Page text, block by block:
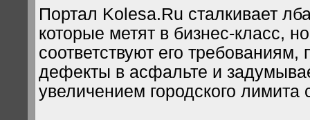
Портал Kolesa.Ru сталкивает
которые метят в бизнес-класс,
соответствуют его
дефекты в асфальте и
увеличением городского лимита